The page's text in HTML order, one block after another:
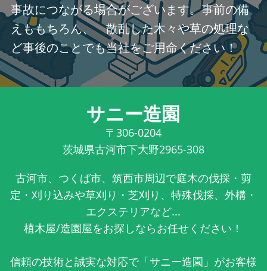
事故につながる場合がございます。事前の備
えももちろん、 散乱した木々や草の処理な
ど事後のことでも当社をご用命ください！
サニー造園
〒306-0204
茨城県古河市下大野2965-308
古河市、つくば市、筑西市周辺で庭木の伐採・剪
定・刈り込みや草刈り・芝刈り、特殊伐採、外構・
エクステリアなど...
植木屋/造園屋をお探しならお任せください！
信頼の技術と誠実な対応で「サニー造園」がお客様